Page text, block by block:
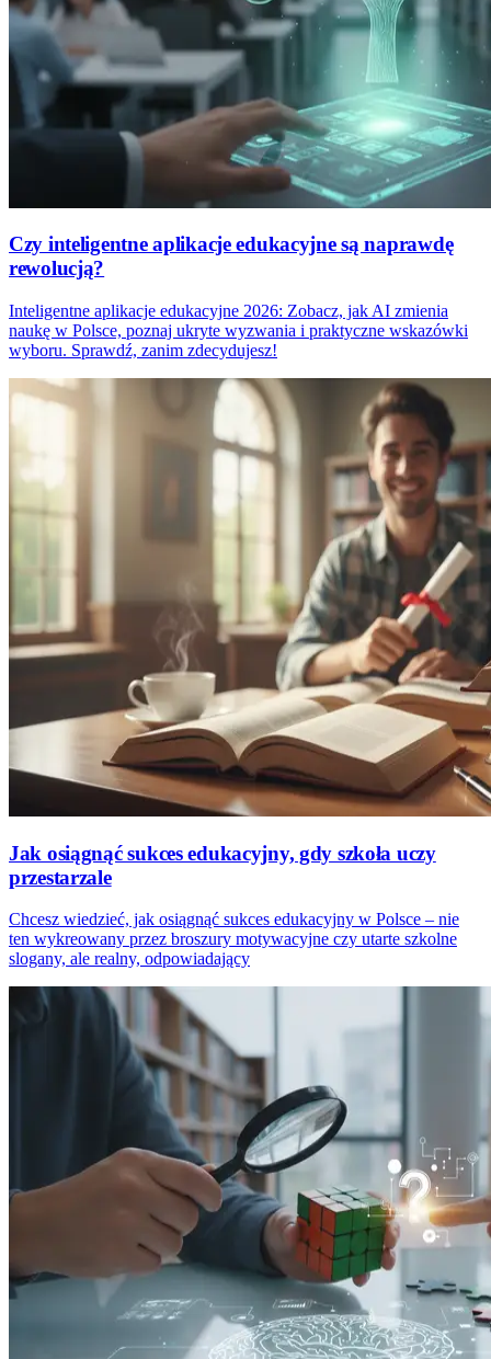
Czy inteligentne aplikacje edukacyjne są naprawdę
rewolucją?
Inteligentne aplikacje edukacyjne 2026: Zobacz, jak AI zmienia
naukę w Polsce, poznaj ukryte wyzwania i praktyczne wskazówki
wyboru. Sprawdź, zanim zdecydujesz!
Jak osiągnąć sukces edukacyjny, gdy szkoła uczy
przestarzale
Chcesz wiedzieć, jak osiągnąć sukces edukacyjny w Polsce – nie
ten wykreowany przez broszury motywacyjne czy utarte szkolne
slogany, ale realny, odpowiadający